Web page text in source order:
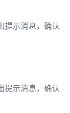
提示消息，确认
提示消息，确认